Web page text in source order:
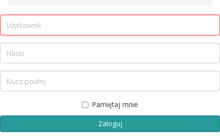
Pamiętaj mnie
Zaloguj